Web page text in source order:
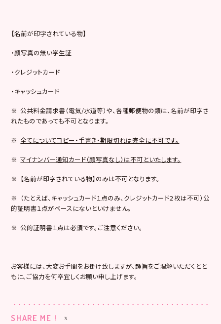
【名前が印字されている物】
・顔写真の無い学生証
・クレジットカード
・キャッシュカード
※ 公共料金請求書（電気/水道等）や、各種郵便物の類は、名前が印字さ
れたものであっても不可となります。
※ 全てについてコピー・手書き・期限切れは完全に不可です。
※マイナンバー通知カード（顔写真なし）は不可といたします。
※ 【名前が印字されている物】のみは不可となります。
※ （たとえば、キャッシュカード１点のみ、クレジットカード２枚は不可）公
的証明書１点がベースにないといけません。
※ 公的証明書１点は必須です。ご注意ください。
お客様には、大変お手間をお掛け致しますが、趣旨をご理解いただくとと
もに、ご協力を何卒宜しくお願い申し上げます。
SHARE ME !